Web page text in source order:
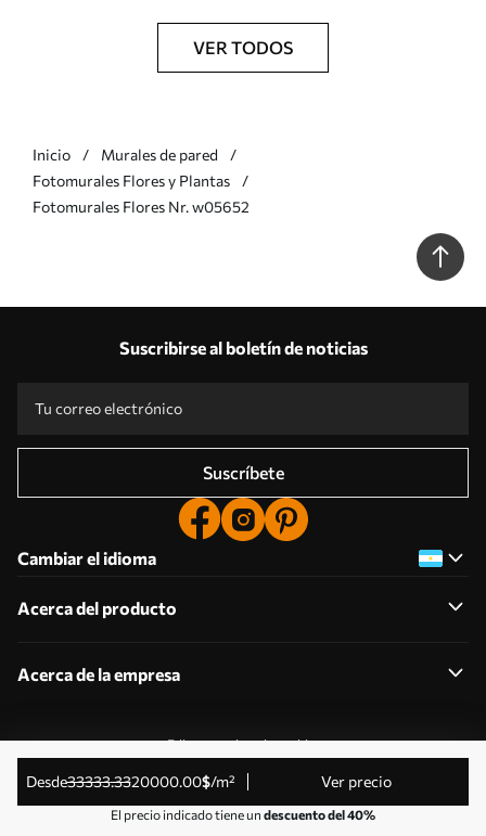
desde33333.3320000.00$/m² Ver precio
El precio indicado tiene un descuento del 40%
VER TODOS
Inicio
Murales de pared
Fotomurales Flores y Plantas
Fotomurales Flores Nr. w05652
Suscribirse al boletín de noticias
Suscríbete
Cambiar el idioma
Acerca del producto
Acerca de la empresa
Editar permisos de cookies
© 2011-2026 Uwalls . Todos los derechos reservados.
Gestionado por KLW Sp. z o.o. CIF: PL9223057591.